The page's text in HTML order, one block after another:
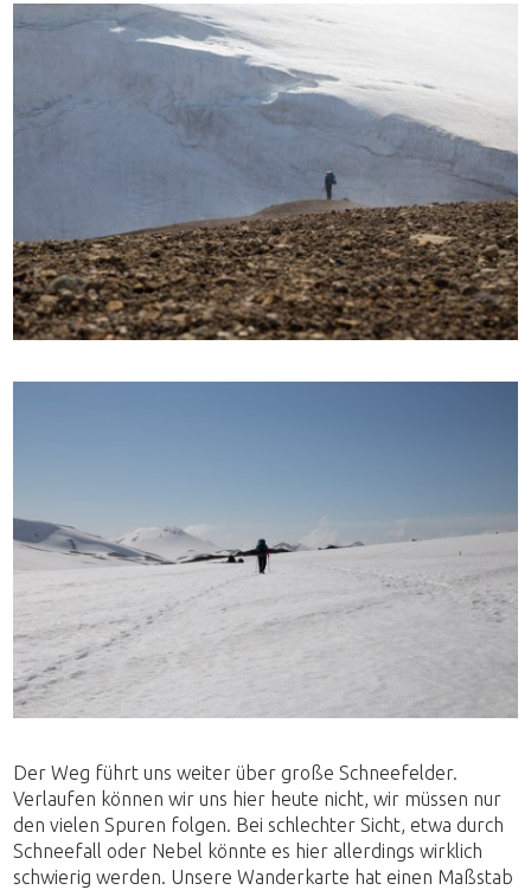
Der Weg führt uns weiter über große Schneefelder.
Verlaufen können wir uns hier heute nicht, wir müssen nur
den vielen Spuren folgen. Bei schlechter Sicht, etwa durch
Schneefall oder Nebel könnte es hier allerdings wirklich
schwierig werden. Unsere Wanderkarte hat einen Maßstab